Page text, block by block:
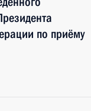
по приёму